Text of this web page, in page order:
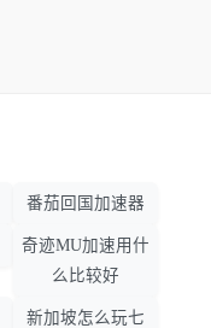
番茄回国加速器
奇迹MU加速用什
么比较好
新加坡怎么玩七